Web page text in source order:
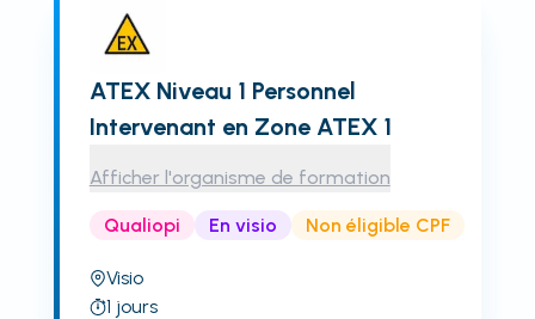
ATEX Niveau 1 Personnel
Intervenant en Zone ATEX 1
Afficher l'organisme de formation
Qualiopi En visio Non éligible CPF
Visio
1 jours